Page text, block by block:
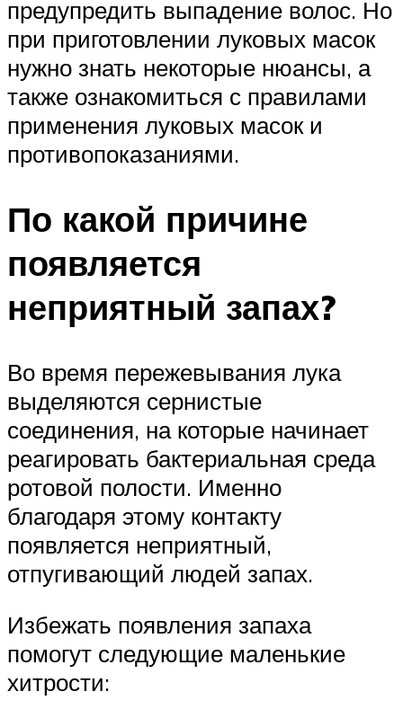
предупредить выпадение волос. Но
при приготовлении луковых масок
нужно знать некоторые нюансы, а
также ознакомиться с правилами
применения луковых масок и
противопоказаниями.
По какой причине
появляется
неприятный запах?
Во время пережевывания лука
выделяются сернистые
соединения, на которые начинает
реагировать бактериальная среда
ротовой полости. Именно
благодаря этому контакту
появляется неприятный,
отпугивающий людей запах.
Избежать появления запаха
помогут следующие маленькие
хитрости: